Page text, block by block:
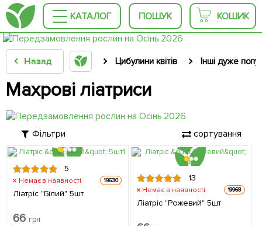
КАТАЛОГ ПОШУК КОШИК
Назад Цибулини квітів Інші дуже
Махрові ліатриси
Фільтри сортування
5
Немає в наявності 19630
Ліатріс "Білий" 5шт
66 грн
13
Немає в наявності 19968
Ліатріс "Рожевий" 5шт